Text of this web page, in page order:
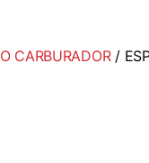
CARBURADOR/